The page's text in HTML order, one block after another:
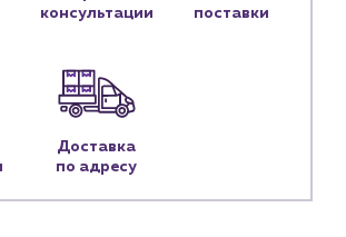
компании
и теплоснабжение
обслуживание инженерных систем
консультации
поставки
Доставка
по адресу